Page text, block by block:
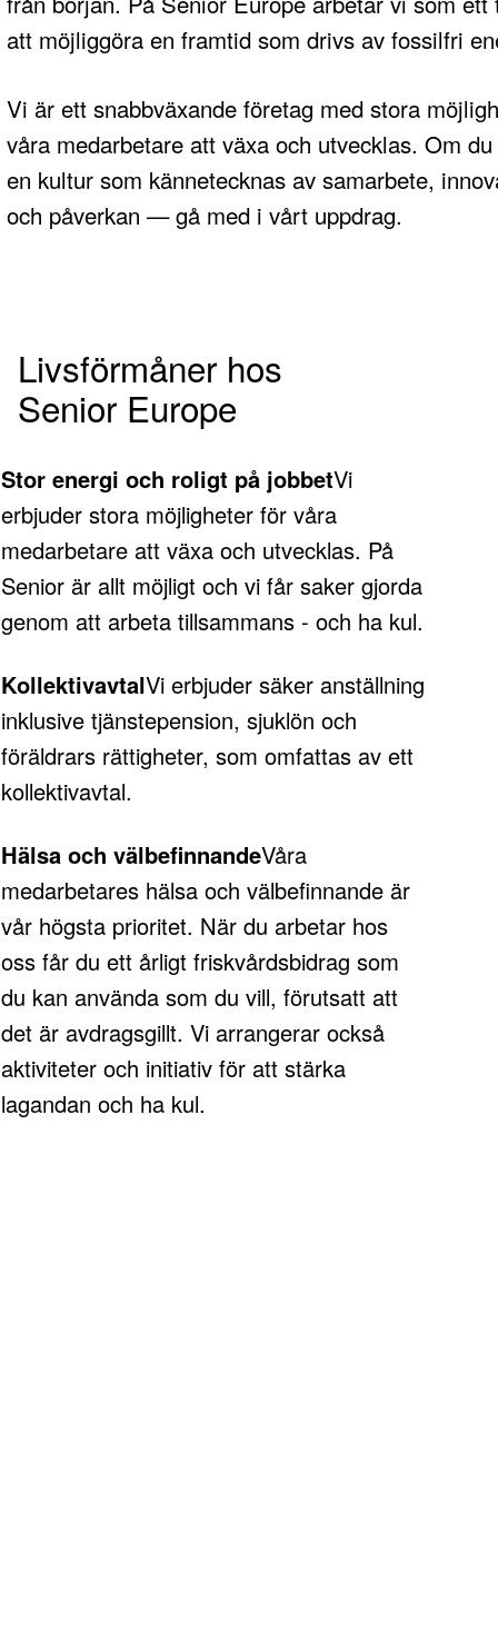
att möjliggöra en framtid som drivs av fossilfri
Vi är ett snabbväxande företag med stora
våra medarbetare att växa och utvecklas. Om
en kultur som kännetecknas av samarbete,
och påverkan — gå med i vårt uppdrag.
Livsförmåner hos
Senior Europe
Stor energi och roligt på jobbetVi
erbjuder stora möjligheter för våra
medarbetare att växa och utvecklas. På
Senior är allt möjligt och vi får saker gjorda
genom att arbeta tillsammans - och ha kul.
KollektivavtalVi erbjuder säker anställning
inklusive tjänstepension, sjuklön och
föräldrars rättigheter, som omfattas av ett
kollektivavtal.
Hälsa och välbefinnandeVåra
medarbetares hälsa och välbefinnande är
vår högsta prioritet. När du arbetar hos
oss får du ett årligt friskvårdsbidrag som
du kan använda som du vill, förutsatt att
det är avdragsgillt. Vi arrangerar också
aktiviteter och initiativ för att stärka
lagandan och ha kul.